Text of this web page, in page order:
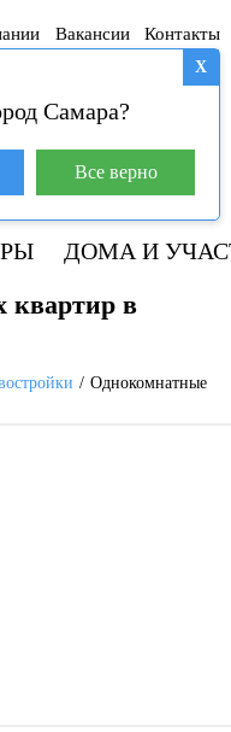
Вакансии Контакты
База покупателей (602)
+7 917 145-78-45
ДОМА И
X
Самара?
Все верно
квартир в
Однокомнатные